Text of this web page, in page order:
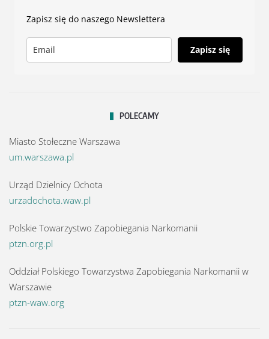
Zapisz się do naszego Newslettera
Zapisz się
POLECAMY
Miasto Stołeczne Warszawa
um.warszawa.pl
Urząd Dzielnicy Ochota
urzadochota.waw.pl
Polskie Towarzystwo Zapobiegania Narkomanii
ptzn.org.pl
Oddział Polskiego Towarzystwa Zapobiegania Narkomanii w
Warszawie
ptzn-waw.org